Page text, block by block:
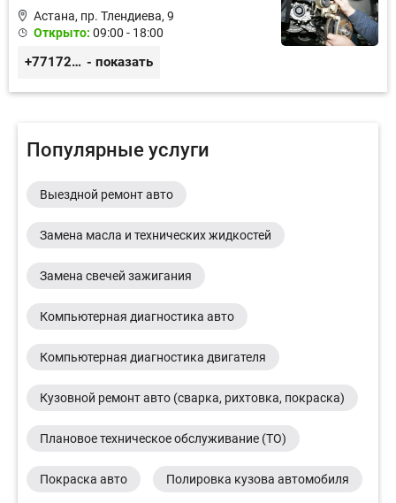
Астана, пр. Тлендиева, 9
Открыто: 09:00 - 18:00
+77172944444 - показать
Популярные услуги
Выездной ремонт авто
Замена масла и технических жидкостей
Замена свечей зажигания
Компьютерная диагностика авто
Компьютерная диагностика двигателя
Кузовной ремонт авто (сварка, рихтовка, покраска)
Плановое техническое обслуживание (ТО)
Покраска авто Полировка кузова автомобиля